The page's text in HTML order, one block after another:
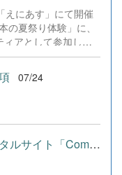
しくお願いいたしま
えにあす」にて開催
の夏祭り体験」に、
アとして参加しま
、アフガニスタンな
釣りや綿あめ、盆踊
た1年生や、経験
た。 主催者の方か
り添い、自分で考え
マインドが自然と身
きました！ 教室の中
ールドで本領を発
07/24
【ＢＳＣ】全商検定対策支援ポータルサイト「Compath（コンパス）...